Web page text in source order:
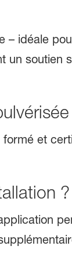
idéale
soutien
et
?